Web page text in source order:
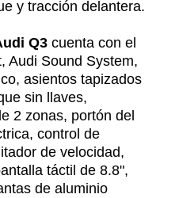
y tracción delantera.
Q3 cuenta con el
Audi Sound System,
asientos tapizados
sin llaves,
2 zonas, portón del
control de
de velocidad,
táctil de 8.8",
de aluminio